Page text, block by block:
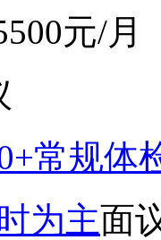
元/月
常规体
为主面